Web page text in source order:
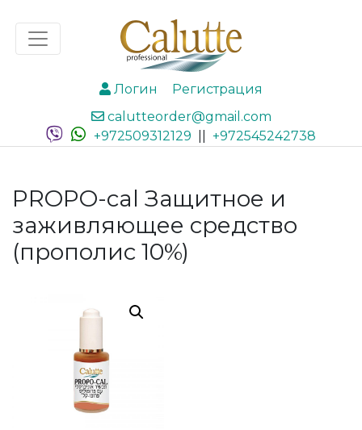
Логин
Регистрация
calutteorder@gmail.com
+972509312129
+972545242738
PROPO-cal Защитное и
заживляющее средство
(прополис 10%)